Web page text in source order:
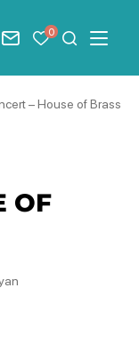
du mode éco
5 46 08 21 00
Nous contacter
Mes favoris
0 JeMenu
– House of Brass
OF